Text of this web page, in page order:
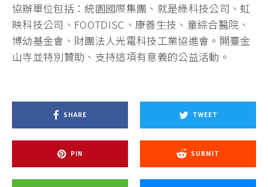
協辦單位包括：統園國際集團、就是綠科技公司、虹
映科技公司、FOOTDISC、康善生技、童綜合醫院、
博幼基金會、財團法人光電科技工業協進會。開臺金
山寺並特別贊助、支持這項有意義的公益活動。
SHARE TWEET
PIN SUBMIT